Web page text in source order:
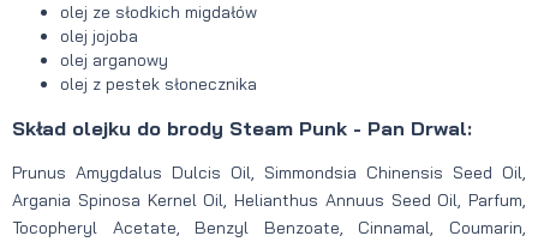
olej ze słodkich migdałów
olej jojoba
olej arganowy
olej z pestek słonecznika
Skład olejku do brody Steam Punk - Pan Drwal:
Prunus Amygdalus Dulcis Oil, Simmondsia Chinensis Seed Oil,
Argania Spinosa Kernel Oil, Helianthus Annuus Seed Oil, Parfum,
Tocopheryl Acetate, Benzyl Benzoate, Cinnamal, Coumarin,